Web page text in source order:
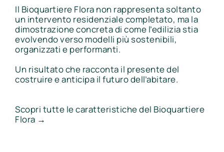
Il Bioquartiere Flora non rappresenta soltanto
un intervento residenziale completato, ma la
dimostrazione concreta di come l’edilizia stia
evolvendo verso modelli più sostenibili,
organizzati e performanti.
Un risultato che racconta il presente del
costruire e anticipa il futuro dell’abitare.
Scopri tutte le caratteristiche del Bioquartiere
Flora →